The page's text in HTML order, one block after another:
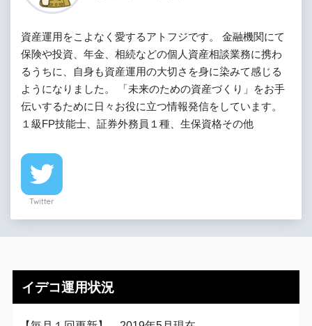
資産運用をこよなく愛するアトフジです。 金融機関にて
保険や投資、年金、相続などの個人資産相談業務に携わ
るうちに、自身も資産運用の大切さを身に染みて感じる
ようになりました。 「未来のための資産づくり」をお手
伝いするために日々お役に立つ情報発信をしています。
１級FP技能士、証券外務員１種、生保資格その他
Twitter
イデコ運用状況